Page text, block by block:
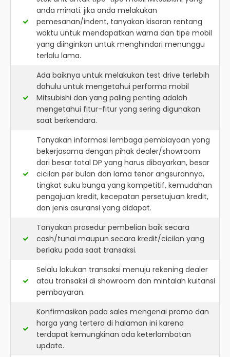
anda minati. jika anda melakukan
pemesanan/indent, tanyakan kisaran rentang
waktu untuk mendapatkan warna dan tipe mobil
yang diinginkan untuk menghindari menunggu
terlalu lama.
Ada baiknya untuk melakukan test drive terlebih
dahulu untuk mengetahui performa mobil
Mitsubishi dan yang paling penting adalah
mengetahui fitur-fitur yang sering digunakan
saat berkendara.
Tanyakan informasi lembaga pembiayaan yang
bekerjasama dengan pihak dealer/showroom
dari besar total DP yang harus dibayarkan, besar
cicilan per bulan dan lama tenor angsurannya,
tingkat suku bunga yang kompetitif, kemudahan
pengajuan kredit, kecepatan persetujuan kredit,
dan jenis asuransi yang didapat.
Tanyakan prosedur pembelian baik secara
cash/tunai maupun secara kredit/cicilan yang
berlaku pada saat transaksi.
Selalu lakukan transaksi menuju rekening dealer
atau transaksi di showroom dan mintalah kuitansi
pembayaran.
Konfirmasikan pada sales mengenai promo dan
harga yang tertera di halaman ini karena
terdapat kemungkinan ada keterlambatan
update.